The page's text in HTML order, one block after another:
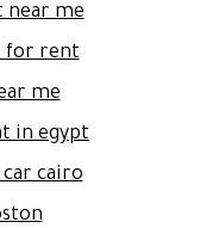
me\
for rent
me
in egypt
cairo